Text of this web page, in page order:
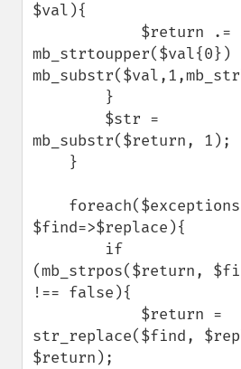
$val){
mb_strtoupper($val{0})
mb_substr($return, 1);
$find=>$replace){
(mb_strpos($return,
!== false){
str_replace($find,
$return);